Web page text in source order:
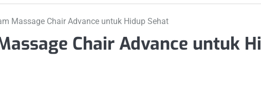
Massage Chair Advance untuk Hidup Sehat
Chair Advance untuk Hi